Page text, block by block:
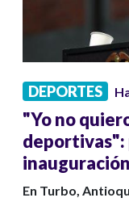
DEPORTES
"Yo no
deportivas":
En Turbo,